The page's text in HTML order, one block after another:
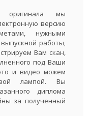
оригинала мы
версию
нужными
работы,
Вам скан,
под Ваши
и видео можем
лампой. Вы
диплома
за полученный